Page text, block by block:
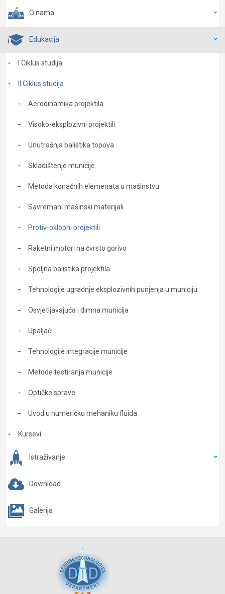
O nama
Edukacija
I Ciklus studija
II Ciklus studija
Aerodinamika projektila
Visoko-eksplozivni projektili
Unutrašnja balistika topova
Skladištenje municije
Metoda konačnih elemenata u mašinstvu
Savremani mašinski materijali
Protiv-oklopni projektili
Raketni motori na čvrsto gorivo
Spoljna balistika projektila
Tehnologije ugradnje eksplozivnih punjenja u municiju
Osvjetljavajuća i dimna municija
Upaljači
Tehnologije integracije municije
Metode testiranja municije
Optičke sprave
Uvod u numeričku mehaniku fluida
Kursevi
Istraživanje
Download
Galerija